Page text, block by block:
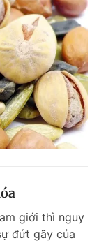
giới thì nguy
đứt gãy của